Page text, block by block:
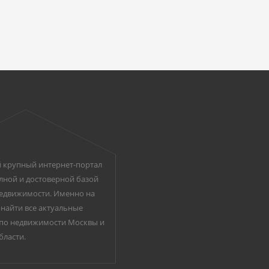
интернет-портал
и достоверной базой
Именно на
все актуальные
недвижимости Москвы и